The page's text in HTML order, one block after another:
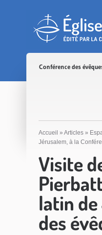
Conférence des
Accueil » Articles »
Jérusalem, à la
Visite
latin
des